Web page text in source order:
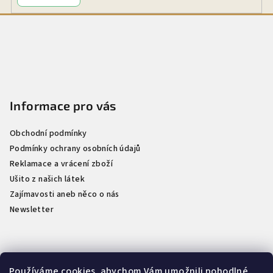
i
Informace pro vás
Obchodní podmínky
Podmínky ochrany osobních údajů
Reklamace a vrácení zboží
Ušito z našich látek
Zajímavosti aneb něco o nás
Newsletter
Kontakt